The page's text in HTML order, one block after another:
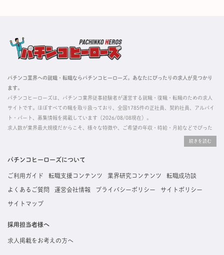
パチンコ業界への就職・転職ならパチンコヒーローズ。あなたにぴったりの求人が見つかり
ます。
パチンコヒーローズは、パチンコ業界従事経験者が運営する就職・復職・転職のための求人
サイトです。ほぼすべての職を取り扱っており、全国1785件の正社員、契約社員、アルバイ
ト・パート、募集情報を掲載しています（2026/08/08現在）。
求人数が業界最大規模だからこそ、様々な特徴や、ご希望の年収・時給・月給などでぴった
掲載している求人は、すべて契約法人様から寄せられた正規の求人情報です。応募いただい
た内容はすぐに直接事業所に届くためスムーズに転職・復職できます。
パチンコヒーローズについて
ご利用ガイド 転職支援コンテンツ 業界研究コンテンツ 転職成功談
よくあるご質問 運営会社情報 プライバシーポリシー サイトポリシー
サイトマップ
採用担当者様へ
求人掲載をお考えの方へ